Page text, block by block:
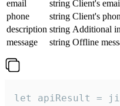
email
string Client's
phone
string Client's
description string Additional
message
string Offline
let apiResult =